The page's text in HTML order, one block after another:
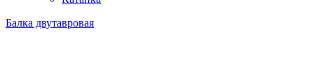
Балка двутавровая